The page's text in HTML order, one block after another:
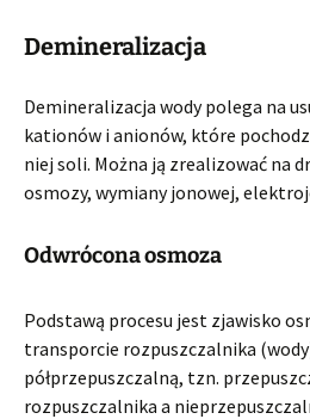
Demineralizacja
Demineralizacja wody polega na
kationów i anionów, które
niej soli. Można ją zrealizować na
osmozy, wymiany jonowej,
Odwrócona osmoza
Podstawą procesu jest zjawisko
transporcie rozpuszczalnika
półprzepuszczalną, tzn.
rozpuszczalnika a